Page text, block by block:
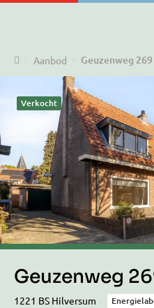
HomeAanbod Geuzenweg 269
Verkocht
Geuzenweg
1221 BS Hilversum